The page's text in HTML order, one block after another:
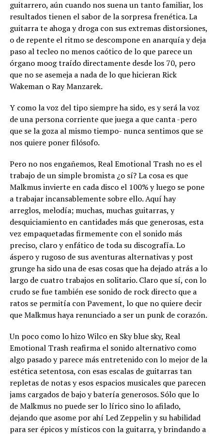
guitarrero, aún cuando nos suena un tanto familiar, los
resultados tienen el sabor de la sorpresa frenética. La
guitarra te ahoga y droga con sus extremas distorsiones,
o de repente el ritmo se descompone en anarquía y deja
paso al tecleo no menos caótico de lo que parece un
órgano moog traído directamente desde los 70, pero
que no se asemeja a nada de lo que hicieran Rick
Wakeman o Ray Manzarek.
Y como la voz del tipo siempre ha sido, es y será la voz
de una persona corriente que juega a que canta -pero
que se la goza al mismo tiempo- nunca sentimos que se
nos quiere poner filósofo.
Pero no nos engañemos, Real Emotional Trash no es el
trabajo de un simple bromista ¿o sí? La cosa es que
Malkmus invierte en cada disco el 100% y luego se pone
a trabajar incansablemente sobre ello. Aquí hay
arreglos, melodía; muchas, muchas guitarras, y
desquiciamiento en cantidades más que generosas, esta
vez empaquetadas firmemente con el sonido más
preciso, claro y enfático de toda su discografía. Lo
áspero y rugoso de sus aventuras alternativas y post
grunge ha sido una de esas cosas que ha dejado atrás a lo
largo de cuatro trabajos en solitario. Claro que sí, con lo
crudo se fue también ese sonido de rock directo que a
ratos se permitía con Pavement, lo que no quiere decir
que Malkmus haya renunciado a ser un punk de corazón.
Un poco como lo hizo Wilco en Sky blue sky, Real
Emotional Trash reafirma el sonido alternativo como
algo pasado y parece más entretenido con lo mejor de la
estética setentosa, con esas escalas de guitarras tan
repletas de notas y esos espacios musicales que parecen
jams cargados de bajo y batería generosos. Sólo que lo
de Malkmus no puede ser lo lírico sino lo afilado,
dejando que asome por ahí Led Zeppelin y su habilidad
para ser épicos y místicos con la guitarra, y brindando a